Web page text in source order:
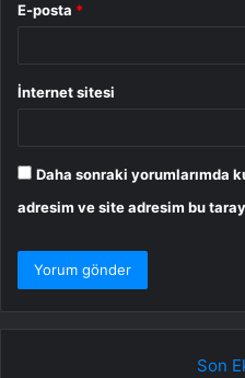
E-posta *
İnternet sitesi
Daha sonraki yorumlarımda
adresim ve site adresim bu
Son